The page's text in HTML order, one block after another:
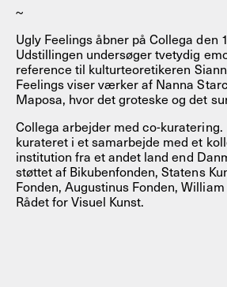
~
Ugly Feelings åbner på Collega den
Udstillingen undersøger tvetydig
reference til kulturteoretikeren
Feelings viser værker af Nanna
Maposa, hvor det groteske og det
Collega arbejder med co-
kurateret i et samarbejde med et
institution fra et andet land end
støttet af Bikubenfonden, Statens
Fonden, Augustinus Fonden,
Rådet for Visuel Kunst.